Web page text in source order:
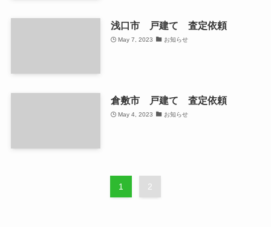
浅口市 戸建て 査定依頼
May 7, 2023 お知らせ
倉敷市 戸建て 査定依頼
May 4, 2023 お知らせ
1 2